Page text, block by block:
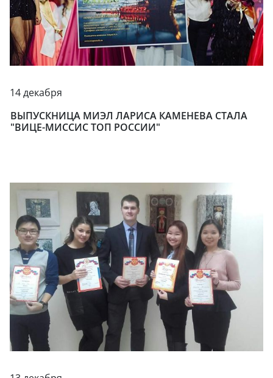
14 декабря
ВЫПУСКНИЦА МИЭЛ ЛАРИСА КАМЕНЕВА СТАЛА
"ВИЦЕ-МИССИС ТОП РОССИИ"